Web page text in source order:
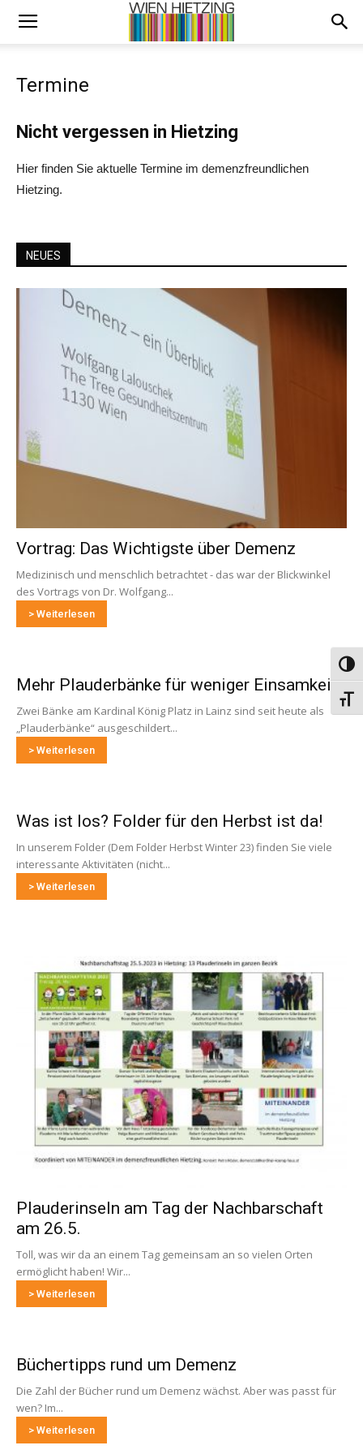
Termine
Nicht vergessen in Hietzing
Hier finden Sie aktuelle Termine im demenzfreundlichen
Hietzing.
NEUES
Vortrag: Das Wichtigste über Demenz
Medizinisch und menschlich betrachtet - das war der Blickwinkel
des Vortrags von Dr. Wolfgang...
> Weiterlesen
Mehr Plauderbänke für weniger Einsamkeit
Zwei Bänke am Kardinal König Platz in Lainz sind seit heute als
„Plauderbänke“ ausgeschildert...
> Weiterlesen
Was ist los? Folder für den Herbst ist da!
In unserem Folder (Dem Folder Herbst Winter 23) finden Sie viele
interessante Aktivitäten (nicht...
> Weiterlesen
Plauderinseln am Tag der Nachbarschaft
am 26.5.
Toll, was wir da an einem Tag gemeinsam an so vielen Orten
ermöglicht haben! Wir...
> Weiterlesen
Büchertipps rund um Demenz
Die Zahl der Bücher rund um Demenz wächst. Aber was passt für
wen? Im...
> Weiterlesen